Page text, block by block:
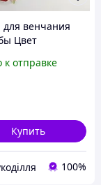
для венчания
Цвет
свадебных
к отправке
Купить
100%